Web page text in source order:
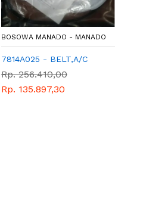
BOSOWA MANADO - MANADO
7814A025 - BELT,A/C
Rp. 256.410,00
Rp. 135.897,30